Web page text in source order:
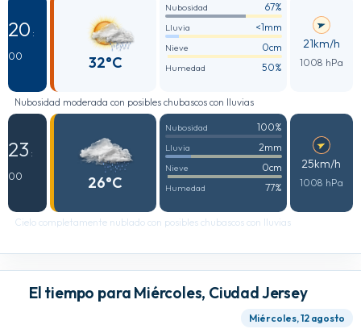
20 :
00
32°C
Nubosidad 67%
Lluvia <1mm
Nieve 0cm
Humedad 50%
21km/h
1008 hPa
Nubosidad moderada con posibles chubascos con lluvias
23 :
00
26°C
Nubosidad 100%
Lluvia 2mm
Nieve 0cm
Humedad 77%
25km/h
1008 hPa
Cielo completamente nublado con posibles chubascos con lluvias
El tiempo para Miércoles, Ciudad Jersey
Miércoles, 12 agosto